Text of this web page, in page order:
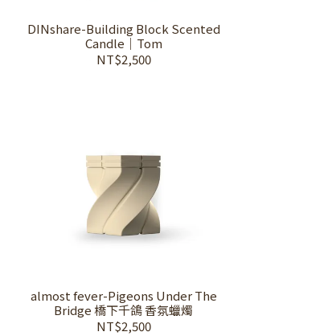
DINshare-Building Block Scented
Candle｜Tom
NT$2,500
almost fever-Pigeons Under The
Bridge 橋下千鴿 香氛蠟燭
NT$2,500